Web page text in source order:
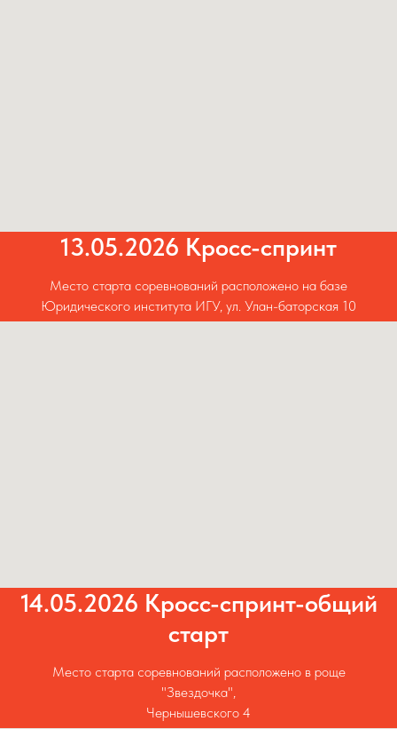
13.05.2026 Кросс-спринт
Место старта соревнований расположено на базе
Юридического института ИГУ, ул. Улан-баторская 10
14.05.2026 Кросс-спринт-общий
старт
Место старта соревнований расположено в роще
"Звездочка",
Чернышевского 4